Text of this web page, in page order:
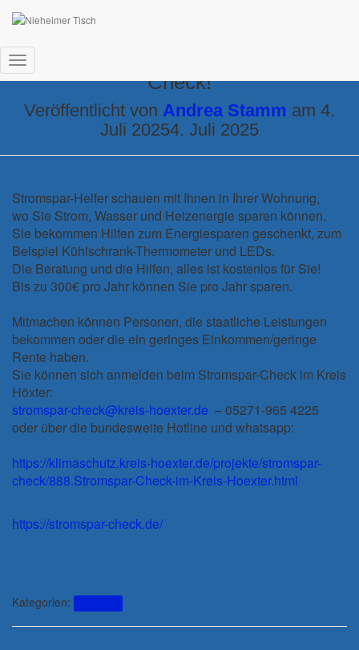
Navigation
Check!
Veröffentlicht von Andrea Stamm am 4.
Juli 20254. Juli 2025
Stromspar-Helfer schauen mit Ihnen in Ihrer Wohnung,
wo Sie Strom, Wasser und Heizenergie sparen können.
Sie bekommen Hilfen zum Energiesparen geschenkt, zum
Beispiel Kühlschrank-Thermometer und LEDs.
Die Beratung und die Hilfen, alles ist kostenlos für Sie!
Bis zu 300€ pro Jahr können Sie pro Jahr sparen.
Mitmachen können Personen, die staatliche Leistungen
bekommen oder die ein geringes Einkommen/geringe
Rente haben.
Sie können sich anmelden beim Stromspar-Check im Kreis
Höxter:
stromspar-check@kreis-hoexter.de – 05271-965 4225
oder über die bundesweite Hotline und whatsapp:
https://klimaschutz.kreis-hoexter.de/projekte/stromspar-
check/888.Stromspar-Check-im-Kreis-Hoexter.html
https://stromspar-check.de/
Kategorien: